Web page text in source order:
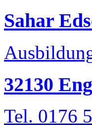
Sahar
32130
Tel. 0176